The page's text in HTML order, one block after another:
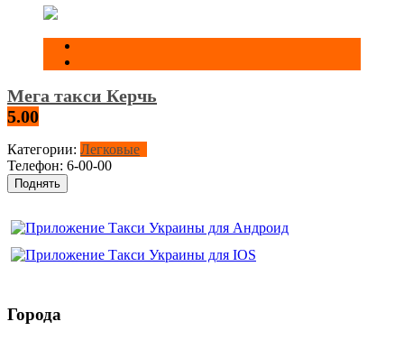
Мега такси Керчь
5.00
Категории: Легковые
Телефон: 6-00-00
Поднять
Города